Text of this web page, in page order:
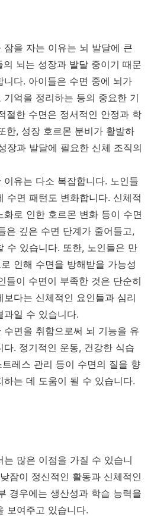
잠을 자는 이유는 뇌 발달에 큰
뇌는 성장과 발달 중이기 때문
니다. 아이들은 수면 중에 뇌가
억을 정리하는 등의 중요한 기
절한 수면은 정서적인 안정과 학
한, 성장 호르몬 분비가 활발하
장과 발달에 필요한 신체 조직의
유는 다소 복잡합니다. 노인들
수면 패턴도 변화합니다. 신체적
로 인한 호르몬 변화 등이 수면
은 깊은 수면 단계가 줄어들고,
수 있습니다. 또한, 노인들은 만
인해 수면을 방해받을 가능성
들이 수면이 부족한 것은 단순히
다는 신체적인 요인들과 심리
과일 수 있습니다.
면을 취함으로써 뇌 기능을 유
. 정기적인 운동, 건강한 식습
레스 관리 등이 수면의 질을 향
는 데 도움이 될 수 있습니다.
는 많은 이점을 가질 수 있습니
잠이 정신적인 활동과 신체적인
경우에는 생산성과 학습 능력을
보여주고 있습니다.